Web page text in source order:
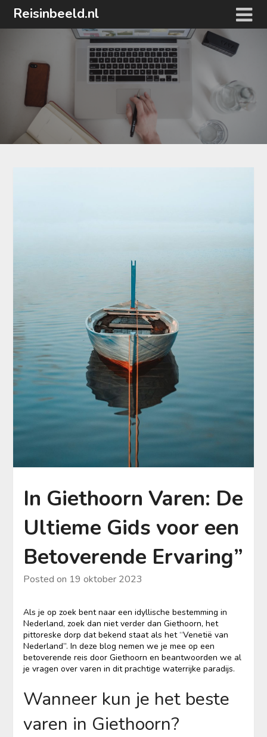
Reisinbeeld.nl
In Giethoorn Varen: De
Ultieme Gids voor een
Betoverende Ervaring”
Posted on 19 oktober 2023
Als je op zoek bent naar een idyllische bestemming in
Nederland, zoek dan niet verder dan Giethoorn, het
pittoreske dorp dat bekend staat als het “Venetië van
Nederland”. In deze blog nemen we je mee op een
betoverende reis door Giethoorn en beantwoorden we al
je vragen over varen in dit prachtige waterrijke paradijs.
Wanneer kun je het beste
varen in Giethoorn?